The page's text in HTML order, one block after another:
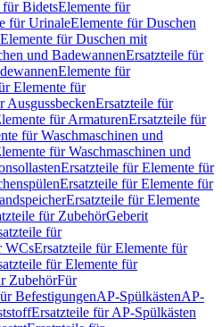
für BidetsElemente für
für UrinaleElemente für Duschen
für Duschen mit
und BadewannenErsatzteile für
Elemente für
Elemente für
AusgussbeckenErsatzteile für
für ArmaturenErsatzteile für
für Waschmaschinen und
für Waschmaschinen und
Ersatzteile für Elemente für
Ersatzteile für Elemente für
Ersatzteile für Elemente
für ZubehörGeberit
für
WCsErsatzteile für Elemente für
für Elemente für
ZubehörFür
BefestigungenAP-SpülkästenAP-
Ersatzteile für AP-Spülkästen